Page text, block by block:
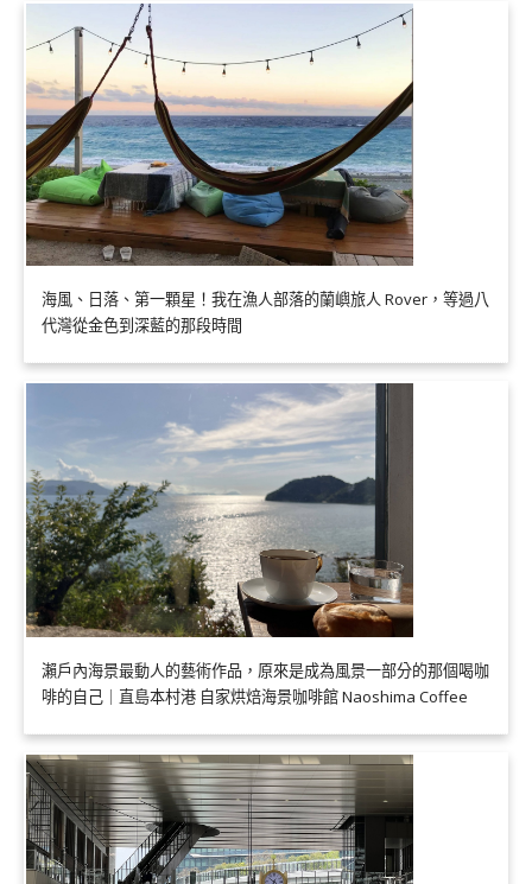
海風、日落、第一顆星！我在漁人部落的蘭嶼旅人 Rover，等過八
代灣從金色到深藍的那段時間
瀨戶內海景最動人的藝術作品，原來是成為風景一部分的那個喝咖
啡的自己｜直島本村港 自家烘焙海景咖啡館 Naoshima Coffee